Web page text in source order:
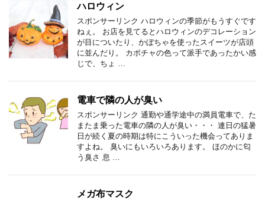
ハロウィン
スポンサーリンク ハロウィンの季節がもうすぐです
ねぇ。 お店を見てるとハロウィンのデコレーション
が目についたり、かぼちゃを使ったスイーツが店頭
に並んだり。 カボチャの色って派手であったかい感
じで、ちょ …
電車で隣の人が臭い
スポンサーリンク 通勤や通学途中の満員電車で、た
またま乗った電車の隣の人が臭い・・・ 連日の猛暑
日が続く夏の時期は特にこういった機会ってありま
すよね。 臭いにもいろいろあります。 ほのかに匂
う臭さ 息 …
メガ布マスク